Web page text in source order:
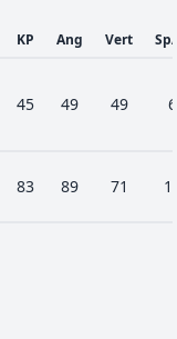
KP Ang Vert
45 49 49
83 89 71